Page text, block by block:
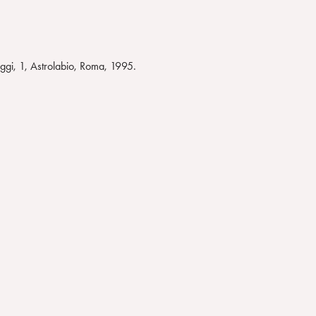
1, Astrolabio, Roma, 1995.